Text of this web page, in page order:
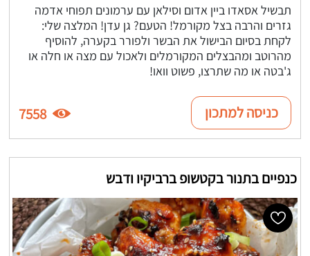
תבשיל אסאדו ביין אדום וסילאן עם ערמונים תפוחי אדמה
גזרים והרבה בצל מקורמל! הטעם? גן עדן! המלצה שלי:
לקחת בסיום הבישול את הבשר ולפורר בקערה, להוסיף
מהרוטב ומהבצלים המקורמלים ולאכול עם מצה או חלה או
ג'בטה או מה שתרצו, פשוט וואו!
כניסה למתכון 7558
כנפיים בתנור בקטשופ ברביקיו ודבש